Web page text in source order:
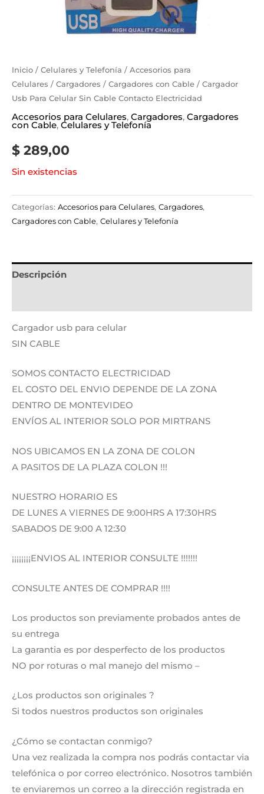
Inicio / Celulares y Telefonía / Accesorios para
Celulares / Cargadores / Cargadores con Cable / Cargador
Usb Para Celular Sin Cable Contacto Electricidad
Accesorios para Celulares, Cargadores, Cargadores
con Cable, Celulares y Telefonía
$ 289,00
Sin existencias
Categorías: Accesorios para Celulares, Cargadores,
Cargadores con Cable, Celulares y Telefonía
Descripción
Cargador usb para celular
SIN CABLE
SOMOS CONTACTO ELECTRICIDAD
EL COSTO DEL ENVIO DEPENDE DE LA ZONA
DENTRO DE MONTEVIDEO
ENVÍOS AL INTERIOR SOLO POR MIRTRANS
NOS UBICAMOS EN LA ZONA DE COLON
A PASITOS DE LA PLAZA COLON !!!
NUESTRO HORARIO ES
DE LUNES A VIERNES DE 9:00HRS A 17:30HRS
SABADOS DE 9:00 A 12:30
¡¡¡¡¡¡¡¡ENVIOS AL INTERIOR CONSULTE !!!!!!!
CONSULTE ANTES DE COMPRAR !!!!
Los productos son previamente probados antes de
su entrega
La garantia es por desperfecto de los productos
NO por roturas o mal manejo del mismo –
¿Los productos son originales ?
Si todos nuestros productos son originales
¿Cómo se contactan conmigo?
Una vez realizada la compra nos podrás contactar via
telefónica o por correo electrónico. Nosotros también
te enviaremos un correo a la dirección registrada en